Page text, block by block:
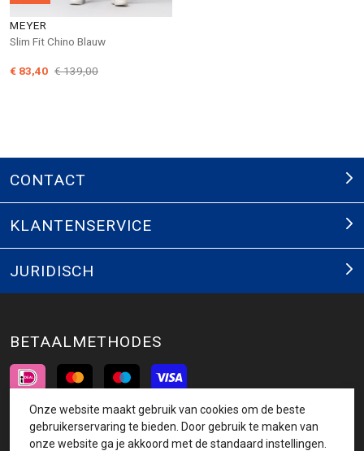
MEYER
Slim Fit Chino Blauw
€ 83,40 € 139,00
CONTACT
KLANTENSERVICE
JURIDISCH
BETAALMETHODES
INSCHRIJVEN NIEUWSBRIEF
Onze website maakt gebruik van cookies om de beste
gebruikerservaring te bieden. Door gebruik te maken van
onze website ga je akkoord met de standaard instellingen.